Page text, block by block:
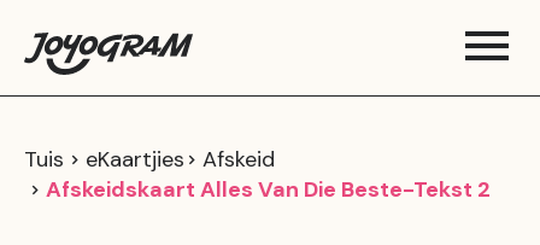
Tuis eKaartjies
Afskeid
Afskeidskaart Alles Van Die Beste-Tekst 2